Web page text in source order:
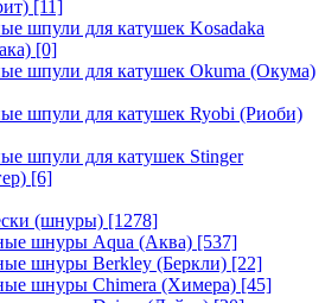
[11]
шпули для катушек Kosadaka
[0]
шпули для катушек Okuma (Окума)
шпули для катушек Ryobi (Риоби)
шпули для катушек Stinger
[6]
(шнуры) [1278]
шнуры Aqua (Аква) [537]
шнуры Berkley (Беркли) [22]
шнуры Chimera (Химера) [45]